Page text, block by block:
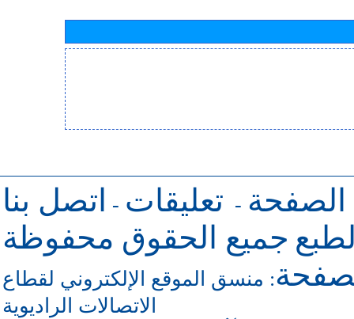
الصفحة - تعليقات -
اتصل بنا
جميع الحقوق محفوظة
: منسق الموقع الإلكتروني لقطاع
الاتصالات الراديوية